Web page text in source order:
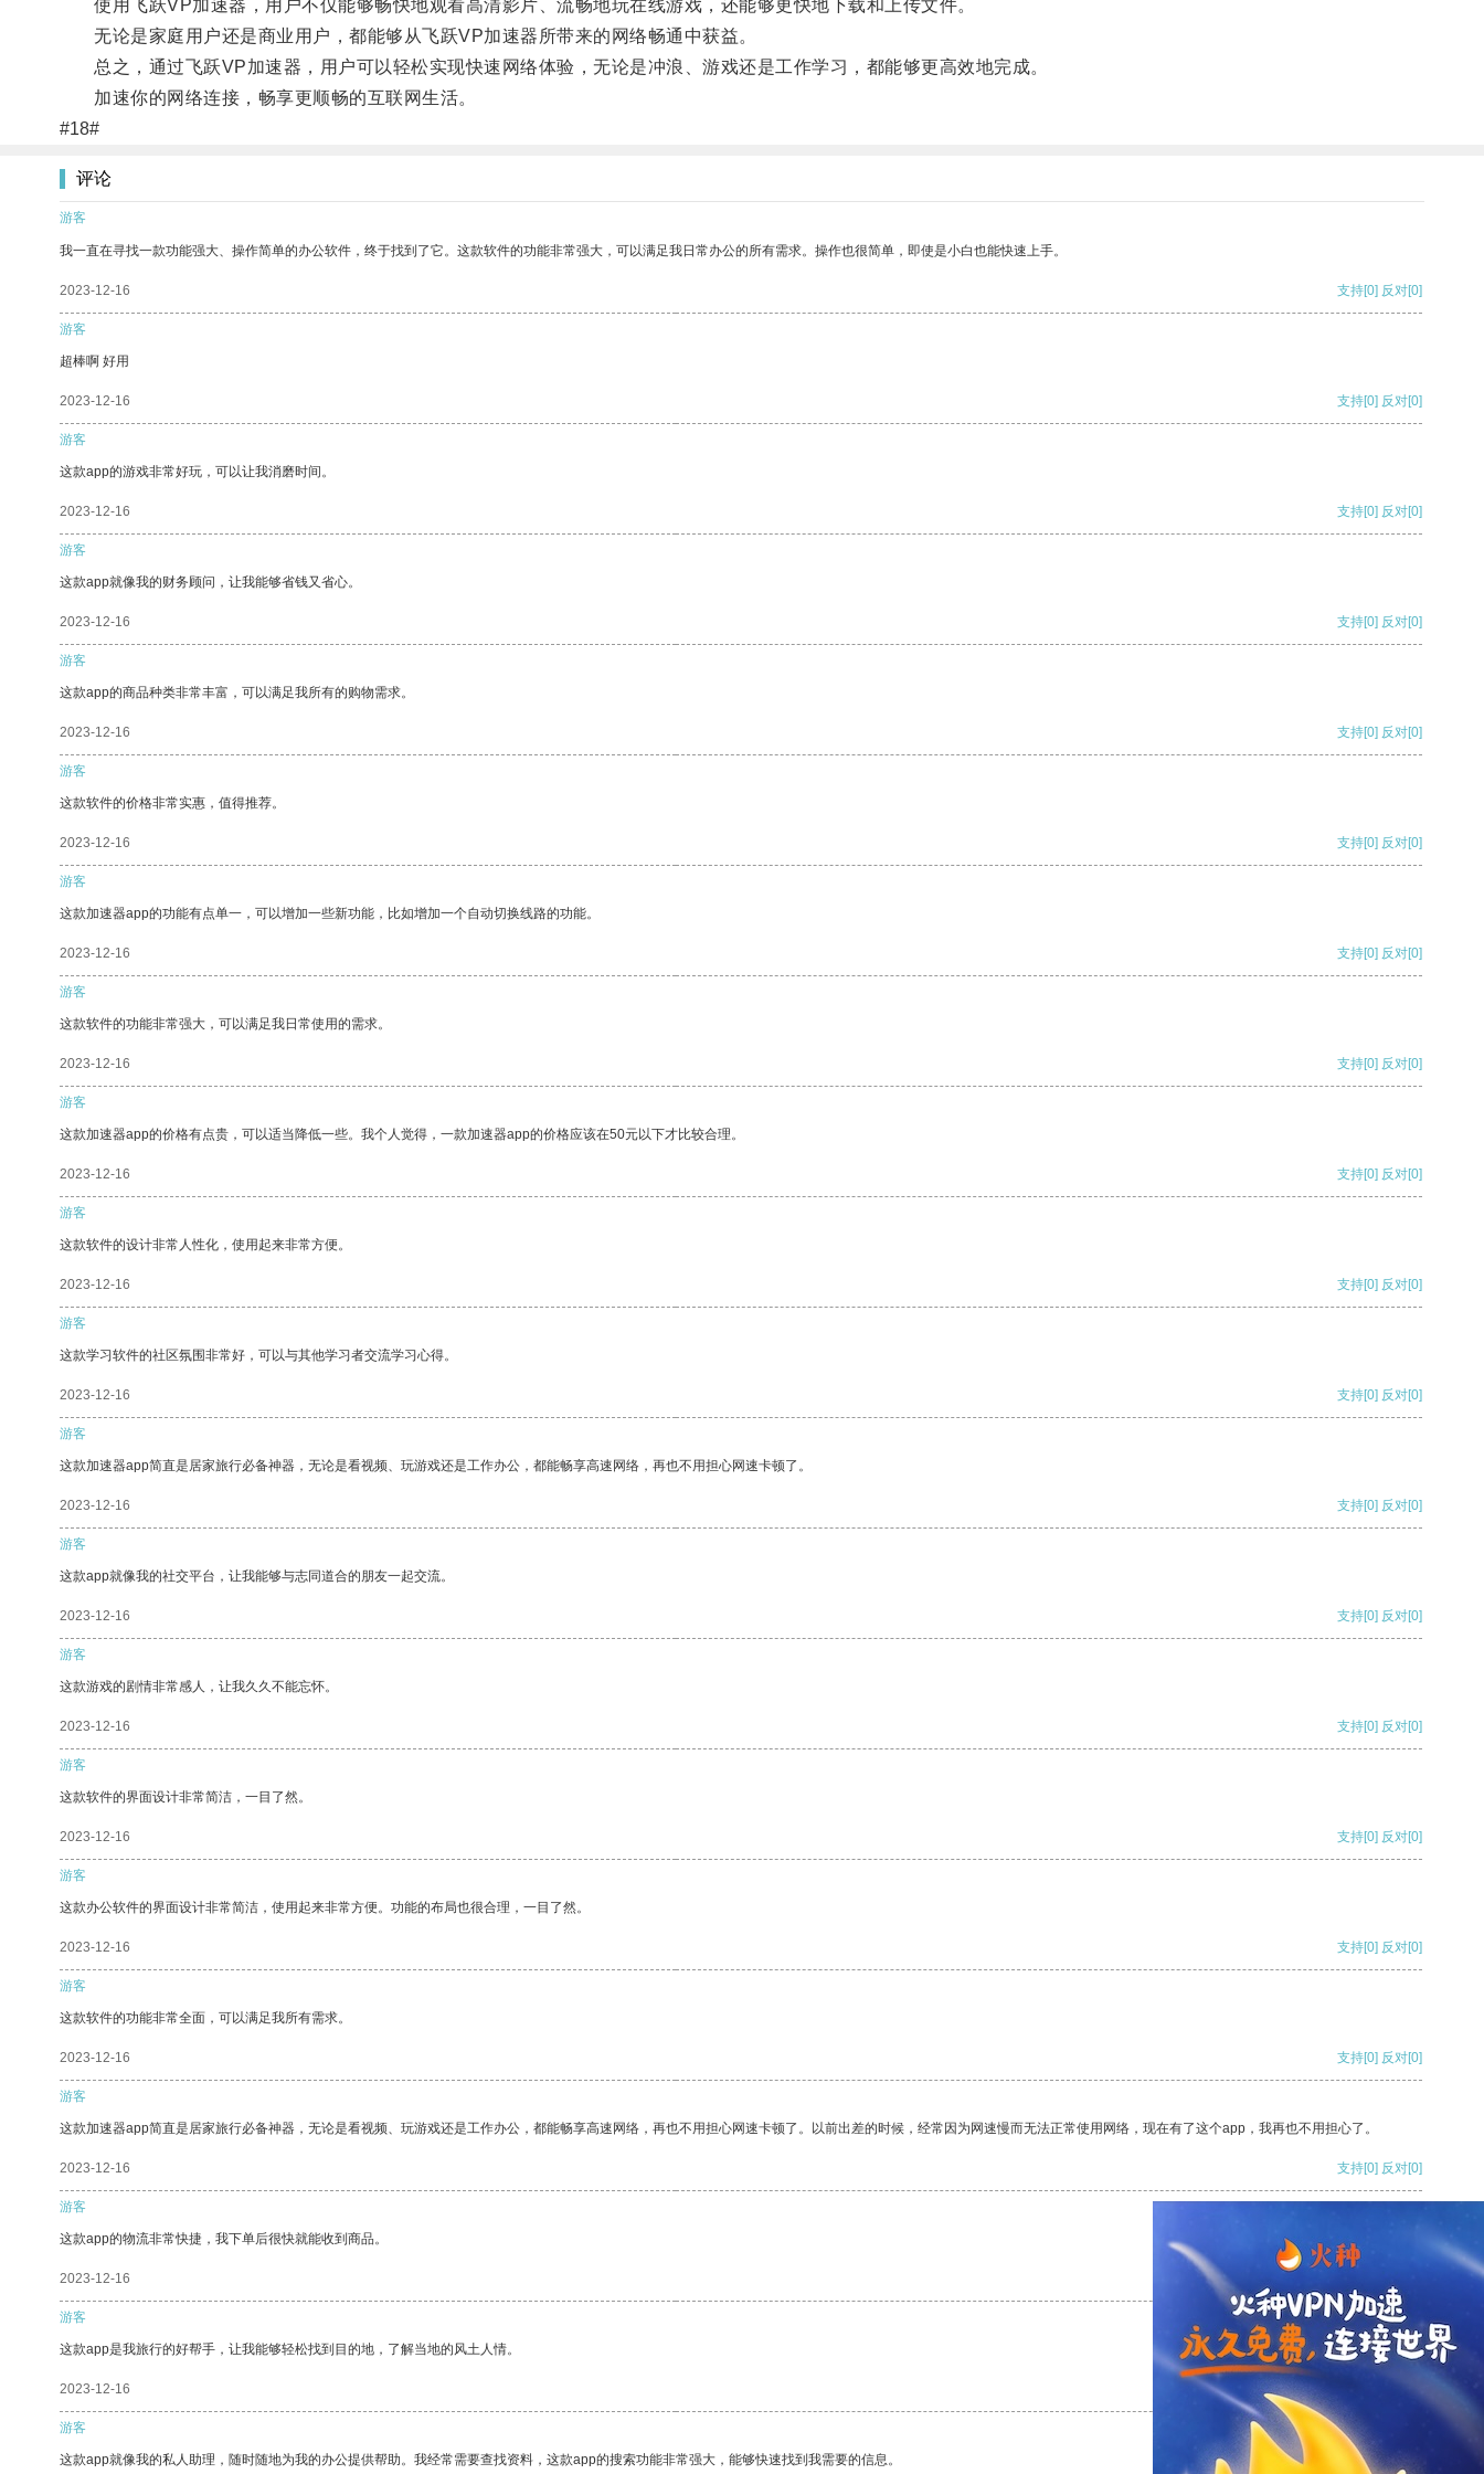
使用飞跃VP加速器，用户不仅能够畅快地观看高清影片、流畅地玩在线游戏，还能够更快地下载和上传文件。
无论是家庭用户还是商业用户，都能够从飞跃VP加速器所带来的网络畅通中获益。
总之，通过飞跃VP加速器，用户可以轻松实现快速网络体验，无论是冲浪、游戏还是工作学习，都能够更高效地完成。
加速你的网络连接，畅享更顺畅的互联网生活。
#18#
评论
游客
我一直在寻找一款功能强大、操作简单的办公软件，终于找到了它。这款软件的功能非常强大，可以满足我日常办公的所有需求。操作也很简单，即使是小白也能快速上手。
2023-12-16 支持[0] 反对[0]
游客
超棒啊 好用
2023-12-16 支持[0] 反对[0]
游客
这款app的游戏非常好玩，可以让我消磨时间。
2023-12-16 支持[0] 反对[0]
游客
这款app就像我的财务顾问，让我能够省钱又省心。
2023-12-16 支持[0] 反对[0]
游客
这款app的商品种类非常丰富，可以满足我所有的购物需求。
2023-12-16 支持[0] 反对[0]
游客
这款软件的价格非常实惠，值得推荐。
2023-12-16 支持[0] 反对[0]
游客
这款加速器app的功能有点单一，可以增加一些新功能，比如增加一个自动切换线路的功能。
2023-12-16 支持[0] 反对[0]
游客
这款软件的功能非常强大，可以满足我日常使用的需求。
2023-12-16 支持[0] 反对[0]
游客
这款加速器app的价格有点贵，可以适当降低一些。我个人觉得，一款加速器app的价格应该在50元以下才比较合理。
2023-12-16 支持[0] 反对[0]
游客
这款软件的设计非常人性化，使用起来非常方便。
2023-12-16 支持[0] 反对[0]
游客
这款学习软件的社区氛围非常好，可以与其他学习者交流学习心得。
2023-12-16 支持[0] 反对[0]
游客
这款加速器app简直是居家旅行必备神器，无论是看视频、玩游戏还是工作办公，都能畅享高速网络，再也不用担心网速卡顿了。
2023-12-16 支持[0] 反对[0]
游客
这款app就像我的社交平台，让我能够与志同道合的朋友一起交流。
2023-12-16 支持[0] 反对[0]
游客
这款游戏的剧情非常感人，让我久久不能忘怀。
2023-12-16 支持[0] 反对[0]
游客
这款软件的界面设计非常简洁，一目了然。
2023-12-16 支持[0] 反对[0]
游客
这款办公软件的界面设计非常简洁，使用起来非常方便。功能的布局也很合理，一目了然。
2023-12-16 支持[0] 反对[0]
游客
这款软件的功能非常全面，可以满足我所有需求。
2023-12-16 支持[0] 反对[0]
游客
这款加速器app简直是居家旅行必备神器，无论是看视频、玩游戏还是工作办公，都能畅享高速网络，再也不用担心网速卡顿了。以前出差的时候，经常因为网速慢而无法正常使用网络，现在有了这个app，我再也不用担心了。
2023-12-16 支持[0] 反对[0]
游客
这款app的物流非常快捷，我下单后很快就能收到商品。
2023-12-16
游客
这款app是我旅行的好帮手，让我能够轻松找到目的地，了解当地的风土人情。
2023-12-16 反对
游客
这款app就像我的私人助理，随时随地为我的办公提供帮助。我经常需要查找资料，这款app的搜索功能非常强大，能够快速找到我需要的信息。